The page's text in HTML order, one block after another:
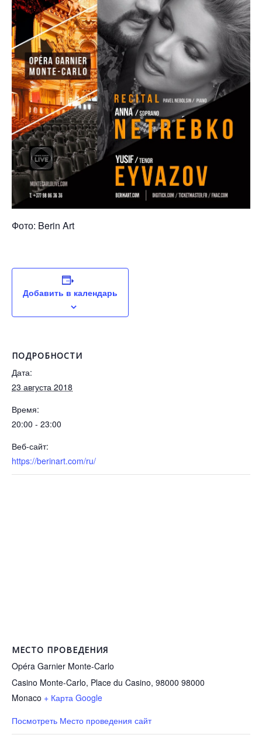
Фото: Berin Art
Добавить в календарь
ПОДРОБНОСТИ
Дата:
23 августа 2018
Время:
20:00 - 23:00
Веб-сайт:
https://berinart.com/ru/
МЕСТО ПРОВЕДЕНИЯ
Opéra Garnier Monte-Carlo
Casino Monte-Carlo, Place du Casino, 98000 98000
Monaco + Карта Google
Посмотреть Место проведения сайт